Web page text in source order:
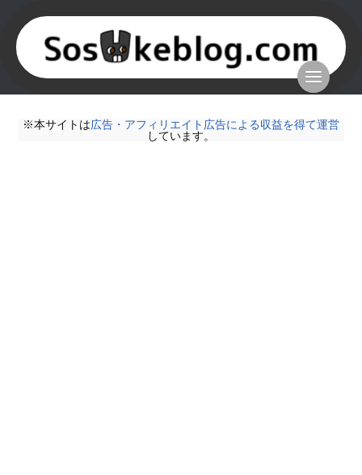
※本サイトは広告・アフィリエイト広告による収益を得て運営
しています。